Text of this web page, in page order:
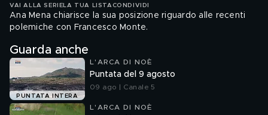
VAI ALLA SERIE LA TUA LISTA CONDIVIDI
Ana Mena chiarisce la sua posizione riguardo alle recenti
polemiche con Francesco Monte.
Guarda anche
PUNTATA INTERA
L'ARCA DI NOÈ
Puntata del 9 agosto
09 ago | Canale 5
L'ARCA DI NOÈ